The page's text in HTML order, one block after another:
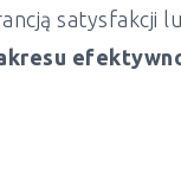
satysfakcji